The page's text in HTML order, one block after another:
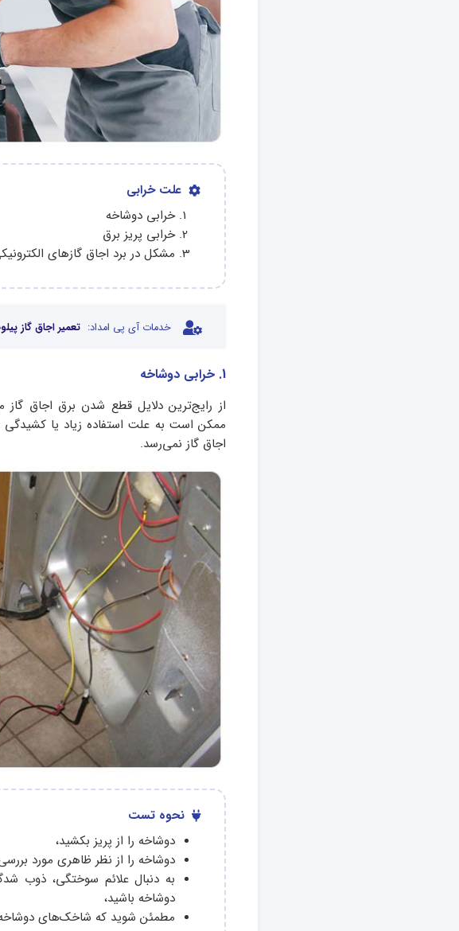
علت خرابی
خرابی دوشاخه
خرابی پریز برق
مشکل در برد اجاق گازهای
خدمات آی پی امداد: تعمیر اجاق گاز
1. خرابی دوشاخه
از رایج‌ترین دلایل قطع شدن برق اجاق گاز
ممکن است به علت استفاده زیاد یا
اجاق گاز نمی‌رسد.
نحوه تست
دوشاخه را از پریز بکشید،
دوشاخه را از نظر ظاهری مورد
به دنبال علائم سوختگی، ذوب
دوشاخه باشید،
مطمئن شوید که شاخک‌های